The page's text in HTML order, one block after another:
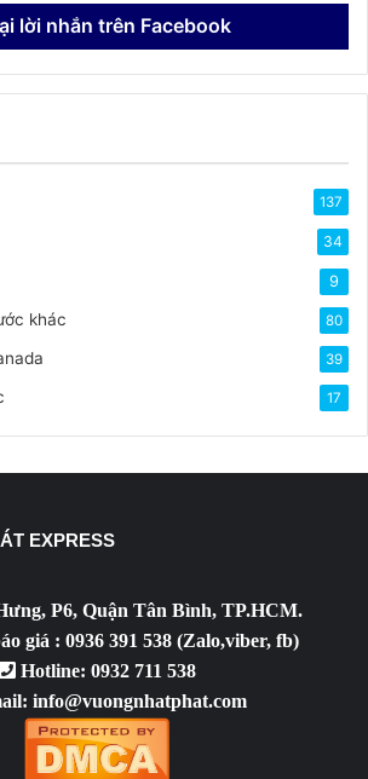
lời nhắn trên Facebook
137
34
9
khác 80
39
17
EXPRESS
P6, Quận Tân Bình, TP.HCM.
giá : 0936 391 538 (Zalo,viber, fb)
Hotline: 0932 711 538
info@vuongnhatphat.com